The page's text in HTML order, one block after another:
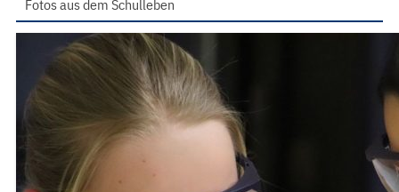
Fotos aus dem Schulleben